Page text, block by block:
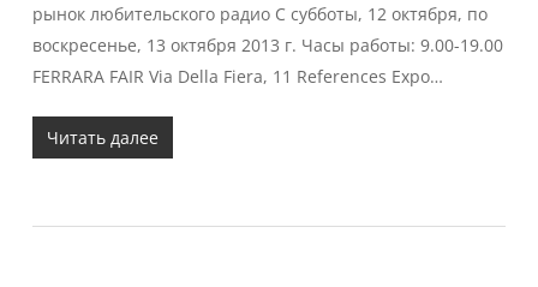
рынок любительского радио С субботы, 12 октября, по
воскресенье, 13 октября 2013 г. Часы работы: 9.00-19.00
FERRARA FAIR Via Della Fiera, 11 References Expo…
Читать далее